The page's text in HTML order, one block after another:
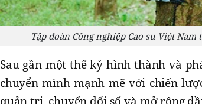
Tập đoàn Công nghiệp Cao su Việt
Sau gần một thế kỷ hình thành và
chuyển mình mạnh mẽ với chiến